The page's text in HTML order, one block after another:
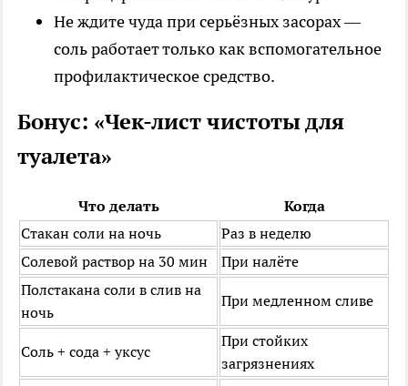
Не ждите чуда при серьёзных засорах —
соль работает только как вспомогательное
профилактическое средство.
Бонус: «Чек-лист чистоты для
туалета»
Что делать
Когда
Стакан соли на ночь
Раз в неделю
Солевой раствор на 30 мин
При налёте
Полстакана соли в слив на
ночь
При медленном сливе
Соль + сода + уксус
При стойких
загрязнениях